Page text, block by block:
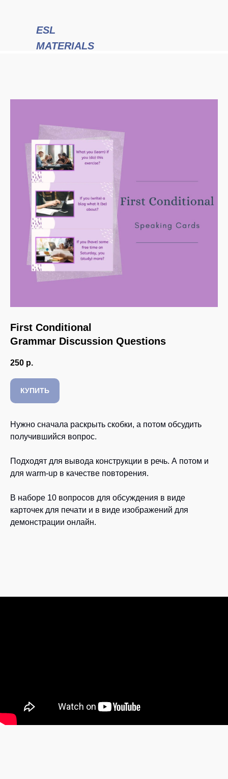
ESL
MATERIALS
First Conditional
Grammar Discussion Questions
250 р.
КУПИТЬ
Нужно сначала раскрыть скобки, а потом обсудить
получившийся вопрос.
Подходят для вывода конструкции в речь. А потом и
для warm-up в качестве повторения.
В наборе 10 вопросов для обсуждения в виде
карточек для печати и в виде изображений для
демонстрации онлайн.